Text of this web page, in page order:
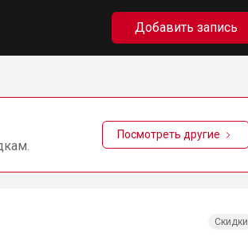
Добавить запись
Посмотреть другие
Скидки